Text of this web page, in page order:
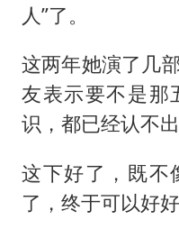
人”了。
这两年她演了几
友表示要不是那
识，都已经认不出
这下好了，既不
了，终于可以好